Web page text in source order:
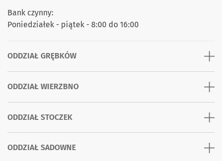
Bank czynny:
Poniedziałek - piątek - 8:00 do 16:00
ODDZIAŁ GRĘBKÓW
ODDZIAŁ WIERZBNO
ODDZIAŁ STOCZEK
ODDZIAŁ SADOWNE